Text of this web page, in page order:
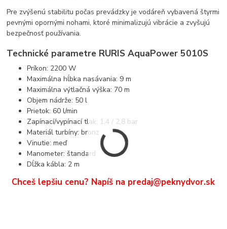
Pre zvýšenú stabilitu počas prevádzky je vodáreň vybavená štyrmi
pevnými opornými nohami, ktoré minimalizujú vibrácie a zvyšujú
bezpečnosť používania.
Technické parametre RURIS AquaPower 5010S
Príkon: 2200 W
Maximálna hĺbka nasávania: 9 m
Maximálna výtlačná výška: 70 m
Objem nádrže: 50 l
Prietok: 60 l/min
Zapínací/vypínací tlak: 1,4 / 2,8 bar
Materiál turbíny: bronz
Vinutie: meď
Manometer: štandard
Dĺžka kábla: 2 m
Chceš lepšiu cenu? Napíš na predaj@peknydvor.sk